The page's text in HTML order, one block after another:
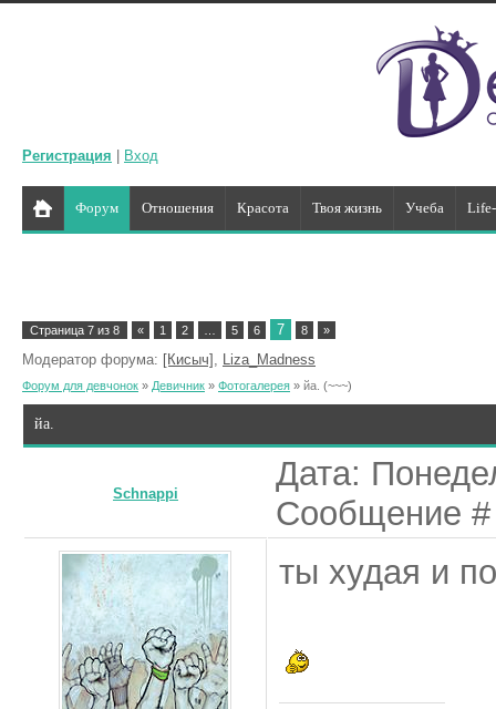
Регистрация Вход
Форум Отношения Красота Твоя жизнь Учеба
Страница 7 из 8 « 1 2 5 6 7 8 »
Модератор форума: [Кисыч] , Liza_Madness
Форум для девчонок » Девичник » Фотогалерея » йа. (~~~)
йа.
Schnappi
Дата:
Сообщение
ты худая и